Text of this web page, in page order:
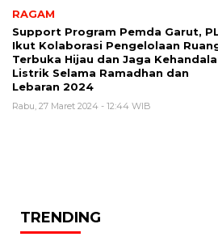
RAGAM
Support Program Pemda Garut,
Ikut Kolaborasi Pengelolaan
Terbuka Hijau dan Jaga
Listrik Selama Ramadhan dan
Lebaran 2024
Rabu, 27 Maret 2024 - 12:44 WIB
TRENDING